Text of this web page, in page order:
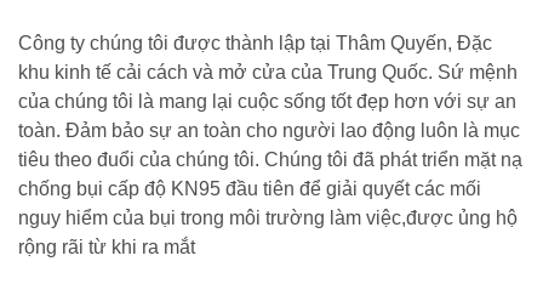
Công ty chúng tôi được thành lập tại Thâm Quyến, Đặc
khu kinh tế cải cách và mở cửa của Trung Quốc. Sứ mệnh
của chúng tôi là mang lại cuộc sống tốt đẹp hơn với sự an
toàn. Đảm bảo sự an toàn cho người lao động luôn là mục
tiêu theo đuổi của chúng tôi. Chúng tôi đã phát triển mặt nạ
chống bụi cấp độ KN95 đầu tiên để giải quyết các mối
nguy hiểm của bụi trong môi trường làm việc,được ủng hộ
rộng rãi từ khi ra mắt